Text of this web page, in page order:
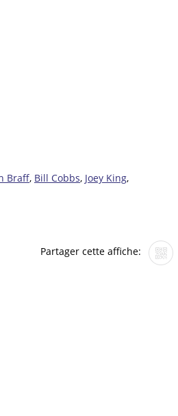
Braff, Bill Cobbs, Joey King,
Partager cette affiche: